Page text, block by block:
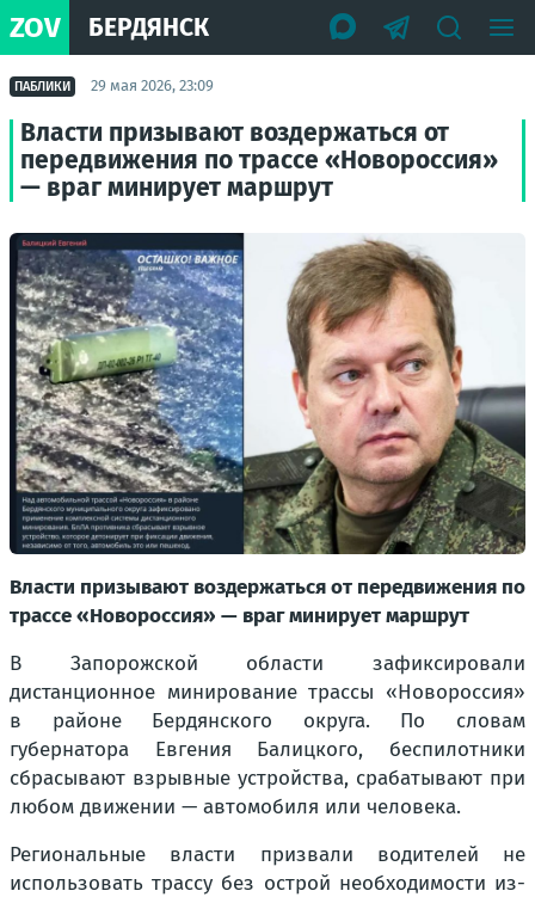
ZOV БЕРДЯНСК
ПАБЛИКИ 29 мая 2026, 23:09
Власти призывают воздержаться от
передвижения по трассе «Новороссия»
— враг минирует маршрут
Власти призывают воздержаться от передвижения по
трассе «Новороссия» — враг минирует маршрут
В Запорожской области зафиксировали
дистанционное минирование трассы «Новороссия»
в районе Бердянского округа. По словам
губернатора Евгения Балицкого, беспилотники
сбрасывают взрывные устройства, срабатывают при
любом движении — автомобиля или человека.
Региональные власти призвали водителей не
использовать трассу без острой необходимости из-